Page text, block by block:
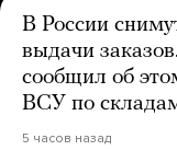
В России
выдачи
сообщил об
ВСУ по
5 часов назад